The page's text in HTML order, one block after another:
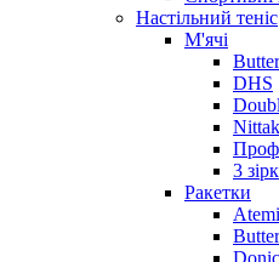
Настільний теніс
М'ячі
DHS
3
Ракетки
Atemi
Donic